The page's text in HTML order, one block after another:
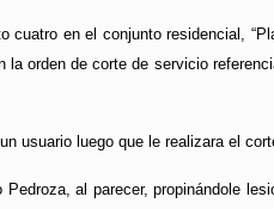
cuatro en el conjunto residencial,
orden de corte de servicio
usuario luego que le realizara el
al parecer, propinándole